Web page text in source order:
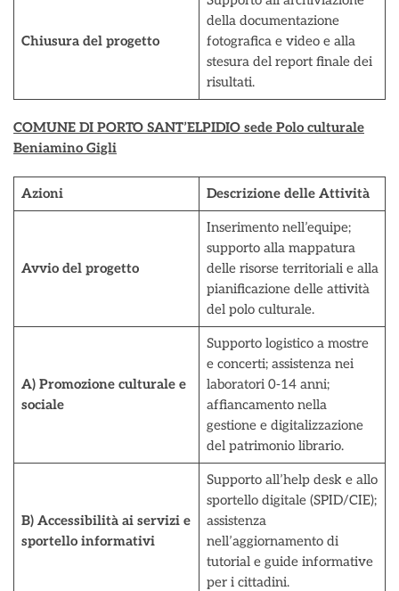
Chiusura del progetto
della documentazione
fotografica e video e alla
stesura del report finale dei
risultati.
COMUNE DI PORTO SANT’ELPIDIO sede Polo culturale
Beniamino Gigli
Azioni Descrizione delle Attività
Avvio del progetto
Inserimento nell’equipe;
supporto alla mappatura
delle risorse territoriali e alla
pianificazione delle attività
del polo culturale.
A) Promozione culturale e
sociale
Supporto logistico a mostre
e concerti; assistenza nei
laboratori 0-14 anni;
affiancamento nella
gestione e digitalizzazione
del patrimonio librario.
B) Accessibilità ai servizi e
sportello informativi
Supporto all’help desk e allo
sportello digitale (SPID/CIE);
assistenza
nell’aggiornamento di
tutorial e guide informative
per i cittadini.